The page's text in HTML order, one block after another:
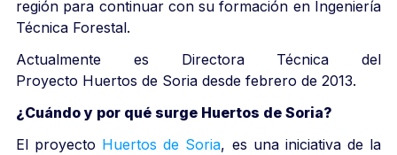
región para continuar con su formación en Ingeniería
Técnica Forestal.
Actualmente es Directora Técnica del
Proyecto Huertos de Soria desde febrero de 2013.
¿Cuándo y por qué surge Huertos de Soria?
El proyecto Huertos de Soria, es una iniciativa de la